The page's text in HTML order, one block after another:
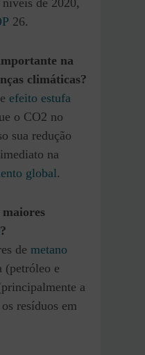
26.
na
climáticas?
efeito estufa
o CO2 no
sua redução
na
global.
maiores
?
de metano
(petróleo e
a
resíduos em